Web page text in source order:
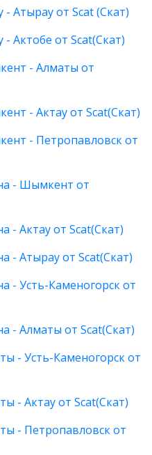
Атырау от Scat (Скат)
Актобе от Scat(Скат)
- Алматы от
- Актау от Scat(Скат)
- Петропавловск от
- Шымкент от
- Актау от Scat(Скат)
- Атырау от Scat(Скат)
- Усть-Каменогорск от
- Алматы от Scat(Скат)
- Усть-Каменогорск от
- Актау от Scat(Скат)
- Петропавловск от